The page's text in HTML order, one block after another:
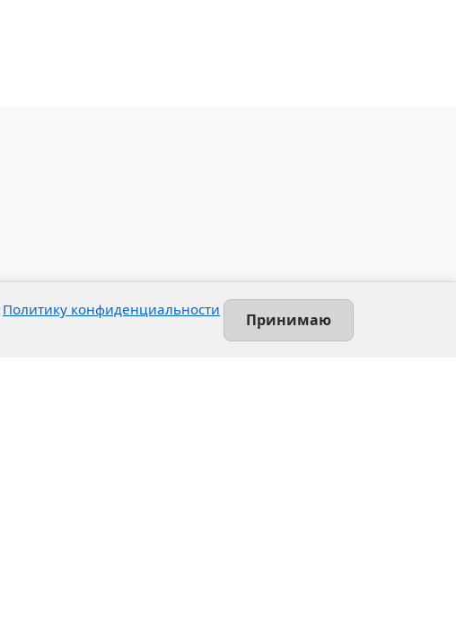
Политику конфиденциальности
Принимаю